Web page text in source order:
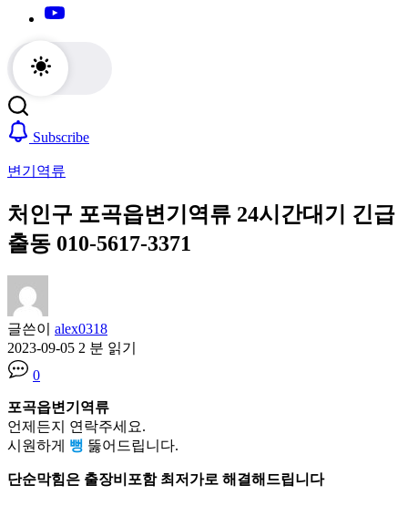
기
대
기
https://youtube.com/
Subscribe
변기역류
처인구 포곡읍변기역류 24시간대기 긴급
출동 010-5617-3371
글쓴이 alex0318
2023-09-05 2 분 읽기
0
포곡읍변기역류
언제든지 연락주세요.
시원하게 뻥 뚫어드립니다.
단순막힘은 출장비포함 최저가로 해결해드립니다